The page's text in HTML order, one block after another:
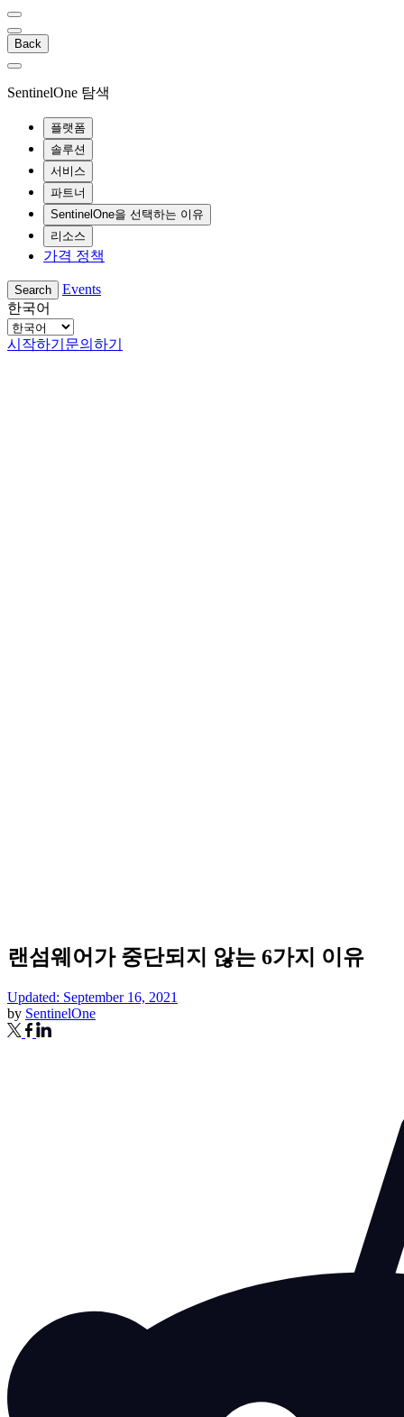
Back
SentinelOne 탐색
플랫폼
솔루션
서비스
파트너
SentinelOne을 선택하는 이유
리소스
가격 정책
Search
Events
한국어
시작하기 문의하기
랜섬웨어가 중단되지 않는 6가지 이유
Updated: September 16, 2021
by SentinelOne